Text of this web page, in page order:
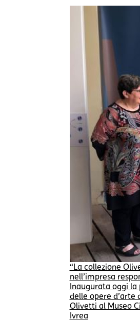
“La collezione
nell’impresa
Inaugurata oggi
delle opere d’arte
Olivetti al Museo
Ivrea